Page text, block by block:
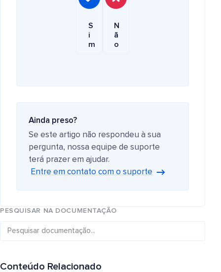
S
i
m
N
ã
o
Ainda preso?
Se este artigo não respondeu à sua
pergunta, nossa equipe de suporte
terá prazer em ajudar.
Entre em contato com o suporte
PESQUISAR NA DOCUMENTAÇÃO
Conteúdo Relacionado